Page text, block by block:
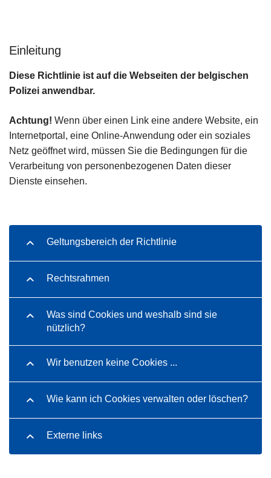
Einleitung
Diese Richtlinie ist auf die Webseiten der belgischen
Polizei anwendbar.
Achtung! Wenn über einen Link eine andere Website, ein
Internetportal, eine Online-Anwendung oder ein soziales
Netz geöffnet wird, müssen Sie die Bedingungen für die
Verarbeitung von personenbezogenen Daten dieser
Dienste einsehen.
Geltungsbereich der Richtlinie
Rechtsrahmen
Was sind Cookies und weshalb sind sie
nützlich?
Wir benutzen keine Cookies ...
Wie kann ich Cookies verwalten oder löschen?
Externe links